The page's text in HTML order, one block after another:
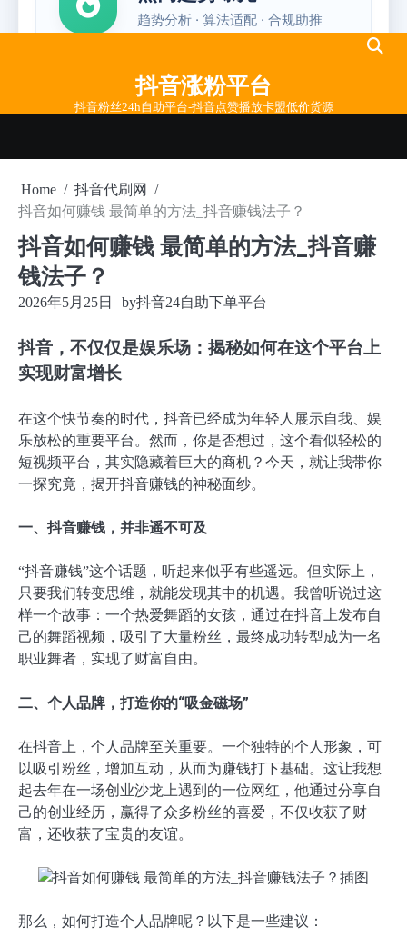
抖音涨粉平台
抖音粉丝24h自助平台-抖音点赞播放卡盟低价货源
Home
抖音代刷网
抖音如何赚钱 最简单的方法_抖音赚钱法子？
抖音如何赚钱 最简单的方法_抖音赚
钱法子？
2026年5月25日 by抖音24自助下单平台
抖音，不仅仅是娱乐场：揭秘如何在这个平台上
实现财富增长
在这个快节奏的时代，抖音已经成为年轻人展示自我、娱
乐放松的重要平台。然而，你是否想过，这个看似轻松的
短视频平台，其实隐藏着巨大的商机？今天，就让我带你
一探究竟，揭开抖音赚钱的神秘面纱。
一、抖音赚钱，并非遥不可及
“抖音赚钱”这个话题，听起来似乎有些遥远。但实际上，
只要我们转变思维，就能发现其中的机遇。我曾听说过这
样一个故事：一个热爱舞蹈的女孩，通过在抖音上发布自
己的舞蹈视频，吸引了大量粉丝，最终成功转型成为一名
职业舞者，实现了财富自由。
二、个人品牌，打造你的“吸金磁场”
在抖音上，个人品牌至关重要。一个独特的个人形象，可
以吸引粉丝，增加互动，从而为赚钱打下基础。这让我想
起去年在一场创业沙龙上遇到的一位网红，他通过分享自
己的创业经历，赢得了众多粉丝的喜爱，不仅收获了财
富，还收获了宝贵的友谊。
那么，如何打造个人品牌呢？以下是一些建议：